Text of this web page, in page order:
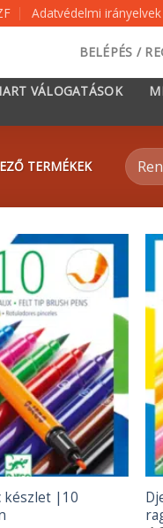
Adatvédelmi irányelvek
BELÉPÉS /
VÁLOGATÁSOK
TERMÉKEK
készlet |10